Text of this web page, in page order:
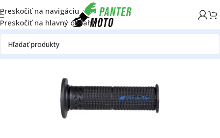
Preskočiť na navigáciu
Preskočiť na hlavný obsah
DomovON ROADRámRiadidlá a ovládanieRukoväte